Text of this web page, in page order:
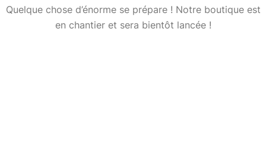
Quelque chose d’énorme se prépare ! Notre boutique est
en chantier et sera bientôt lancée !